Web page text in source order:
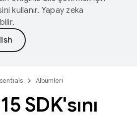
kullanır. Yapay zeka
Albümleri
SDK'sını